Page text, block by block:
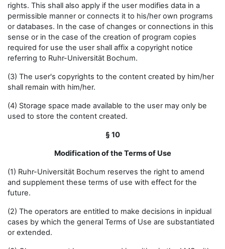
rights. This shall also apply if the user modifies data in a
permissible manner or connects it to his/her own programs
or databases. In the case of changes or connections in this
sense or in the case of the creation of program copies
required for use the user shall affix a copyright notice
referring to Ruhr-Universität Bochum.
(3) The user's copyrights to the content created by him/her
shall remain with him/her.
(4) Storage space made available to the user may only be
used to store the content created.
§ 10
Modification of the Terms of Use
(1) Ruhr-Universität Bochum reserves the right to amend
and supplement these terms of use with effect for the
future.
(2) The operators are entitled to make decisions in inpidual
cases by which the general Terms of Use are substantiated
or extended.